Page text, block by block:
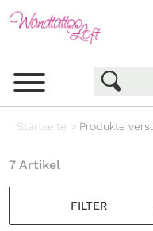
Startseite > Produkte
FILTER
7 Artikel